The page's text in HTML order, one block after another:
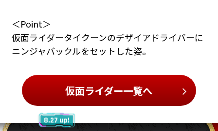
＜Point＞
仮面ライダータイクーンのデザイアドライバーに
ニンジャバックルをセットした姿。
仮面ライダー一覧へ
8.27 up!